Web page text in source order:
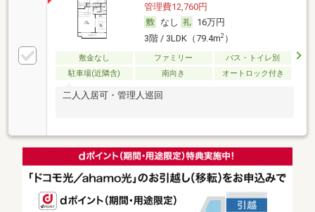
管理費12,760円
なし
16万円
3階 / 3LDK（79.4m2）
敷金なし ファミリー
バス・トイレ別
駐車場(近隣含)
南向き オートロック付き
二人入居可・管理人巡回